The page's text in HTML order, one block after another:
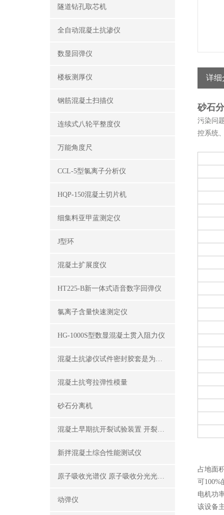
隧道钻孔取芯机
全自动混凝土抗渗仪
数显回弹仪
楼板测厚仪
钢筋混凝土扫描仪
连续式八轮平整度仪
万能角度尺
CCL-5型氯离子分析仪
HQP-150混凝土切片机
细集料亚甲蓝测定仪
J型环
混凝土扩展度仪
HT225-B新一体式语音数字回弹仪
氯离子含量快速测定仪
HG-1000S型数显混凝土贯入阻力仪
混凝土抗渗仪试件密封胶套是为了密封试件外围
混凝土抗弯拉弹性模量
砂石分离机
混凝土早期抗开裂试验装置 开裂试模
新拌混凝土综合性能测试仪
原子吸收光谱仪 原子吸收分光光度计
动弹仪
详细
砂石
污染问
控系统
占地面
可100%
电机功
该设备